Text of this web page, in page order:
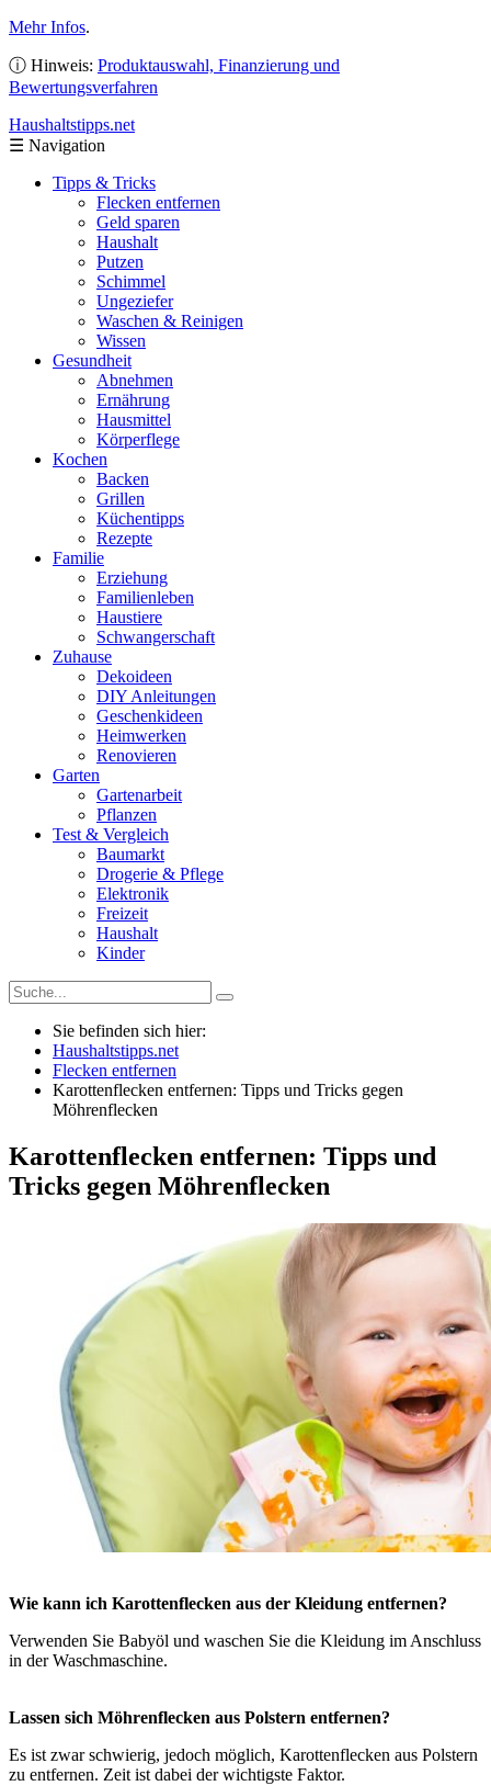
Mehr Infos.
ⓘ Hinweis: Produktauswahl, Finanzierung und
Bewertungsverfahren
Haushaltstipps.net
☰ Navigation
Tipps & Tricks
Flecken entfernen
Geld sparen
Haushalt
Putzen
Schimmel
Ungeziefer
Waschen & Reinigen
Wissen
Gesundheit
Abnehmen
Ernährung
Hausmittel
Körperflege
Kochen
Backen
Grillen
Küchentipps
Rezepte
Familie
Erziehung
Familienleben
Haustiere
Schwangerschaft
Zuhause
Dekoideen
DIY Anleitungen
Geschenkideen
Heimwerken
Renovieren
Garten
Gartenarbeit
Pflanzen
Test & Vergleich
Baumarkt
Drogerie & Pflege
Elektronik
Freizeit
Haushalt
Kinder
Sie befinden sich hier:
Haushaltstipps.net
Flecken entfernen
Karottenflecken entfernen: Tipps und Tricks gegen
Möhrenflecken
Karottenflecken entfernen: Tipps und
Tricks gegen Möhrenflecken
Wie kann ich Karottenflecken aus der Kleidung entfernen?
Verwenden Sie Babyöl und waschen Sie die Kleidung im Anschluss
in der Waschmaschine.
Lassen sich Möhrenflecken aus Polstern entfernen?
Es ist zwar schwierig, jedoch möglich, Karottenflecken aus Polstern
zu entfernen. Zeit ist dabei der wichtigste Faktor.